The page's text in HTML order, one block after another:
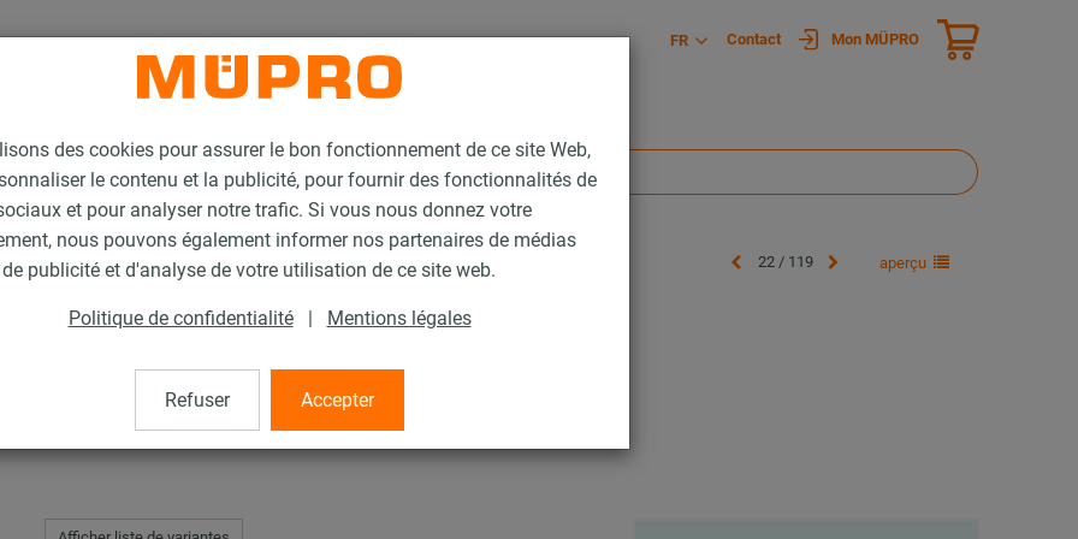
des cookies pour assurer le bon fonctionnement de ce site Web,
le contenu et la publicité, pour fournir des fonctionnalités de
et pour analyser notre trafic. Si vous nous donnez votre
nous pouvons également informer nos partenaires de médias
publicité et d'analyse de votre utilisation de ce site web.
Politique de confidentialité | Mentions légales
Refuser Accepter
FR Contact Mon MÜPRO
22 / 119 aperçu